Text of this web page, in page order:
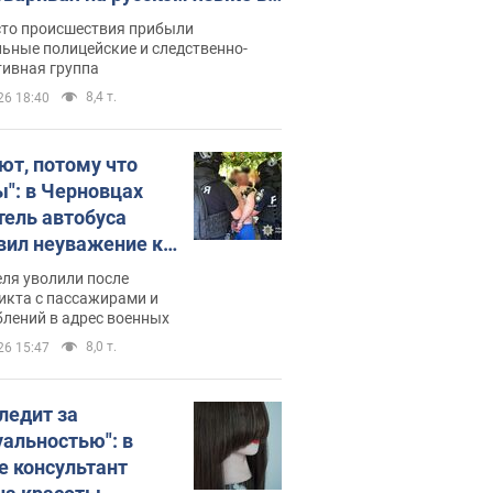
полиция составила
протокол.
происшествия прибыли
полицейские и следственно-
группа
18:40 8,4 т.
потому что
в Черновцах
автобуса
неуважение к
военным и
за это.
уволили после
с пассажирами и
в адрес военных
15:47 8,0 т.
за
в
консультант